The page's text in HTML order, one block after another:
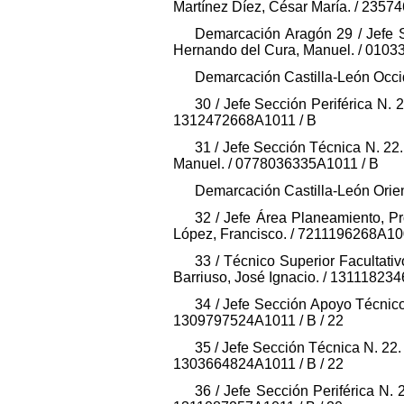
Martínez Díez, César María. /
Demarcación Aragón 29 /
Hernando del Cura, Manuel. /
Demarcación Castilla-León
30 / Jefe Sección Periférica N.
1312472668A1011 / B
31 / Jefe Sección Técnica N.
Manuel. / 0778036335A1011 / B
Demarcación Castilla-León
32 / Jefe Área Planeamiento,
López, Francisco. /
33 / Técnico Superior
Barriuso, José Ignacio. /
34 / Jefe Sección Apoyo
1309797524A1011 / B / 22
35 / Jefe Sección Técnica N.
1303664824A1011 / B / 22
36 / Jefe Sección Periférica N.